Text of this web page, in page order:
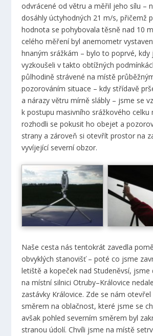
odvrácené od větru a měřil jeho sílu –
dosáhly úctyhodných 21 m/s, přičemž
hodnota se pohybovala těsně nad 10
celého měření byl anemometr
hnaným srážkám – bylo to poprvé, kdy
vyzkoušeli v takto obtížných
půlhodině strávené na místě
pozorováním situace – kdy střídavě
a nárazy větru mírně slábly – jsme se
k postupu masivního srážkového celku
rozhodli se pokusit ho obejet a
strany a zároveň si otevřít prostor na
vyvíjející severní obzor.
Naše cesta nás tentokrát zavedla
obvyklých stanovišť – poté co jsme
letiště a kopeček nad Studeněvsí, jsme
na místní silnici Otruby–Královice
zastávky Královice. Zde se nám
směrem na oblačnost, které jsme se
avšak pohled severním směrem byl
stranou údolí. Chvíli jsme na místě